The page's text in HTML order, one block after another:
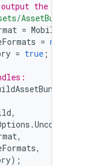
the asset
AssetBundles"
=
= new
= true ;
,
.
,
,
);